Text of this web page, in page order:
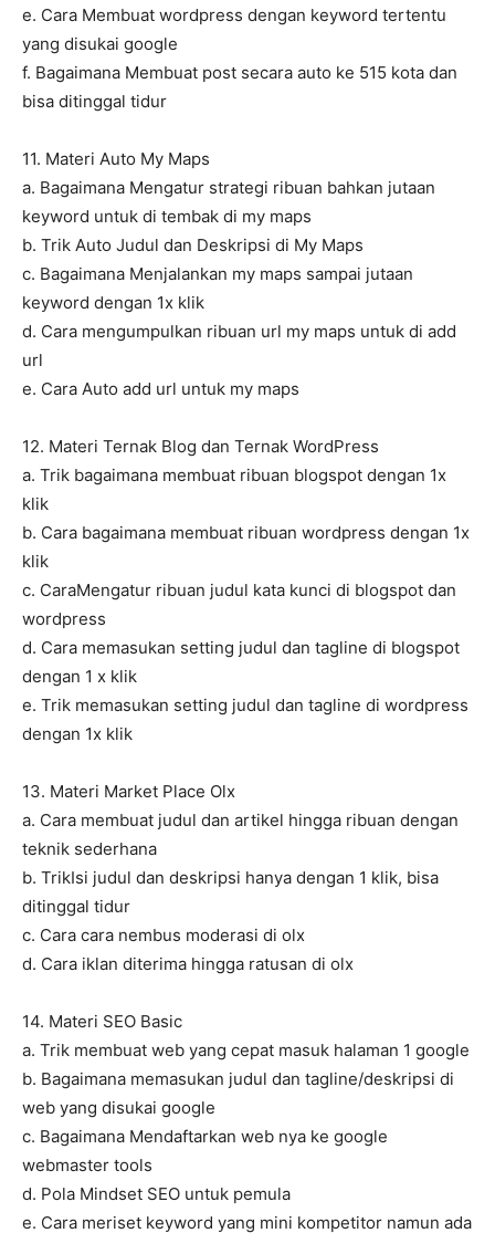
e. Cara Membuat wordpress dengan keyword tertentu
yang disukai google
f. Bagaimana Membuat post secara auto ke 515 kota dan
bisa ditinggal tidur
11. Materi Auto My Maps
a. Bagaimana Mengatur strategi ribuan bahkan jutaan
keyword untuk di tembak di my maps
b. Trik Auto Judul dan Deskripsi di My Maps
c. Bagaimana Menjalankan my maps sampai jutaan
keyword dengan 1x klik
d. Cara mengumpulkan ribuan url my maps untuk di add
url
e. Cara Auto add url untuk my maps
12. Materi Ternak Blog dan Ternak WordPress
a. Trik bagaimana membuat ribuan blogspot dengan 1x
klik
b. Cara bagaimana membuat ribuan wordpress dengan 1x
klik
c. CaraMengatur ribuan judul kata kunci di blogspot dan
wordpress
d. Cara memasukan setting judul dan tagline di blogspot
dengan 1 x klik
e. Trik memasukan setting judul dan tagline di wordpress
dengan 1x klik
13. Materi Market Place Olx
a. Cara membuat judul dan artikel hingga ribuan dengan
teknik sederhana
b. TrikIsi judul dan deskripsi hanya dengan 1 klik, bisa
ditinggal tidur
c. Cara cara nembus moderasi di olx
d. Cara iklan diterima hingga ratusan di olx
14. Materi SEO Basic
a. Trik membuat web yang cepat masuk halaman 1 google
b. Bagaimana memasukan judul dan tagline/deskripsi di
web yang disukai google
c. Bagaimana Mendaftarkan web nya ke google
webmaster tools
d. Pola Mindset SEO untuk pemula
e. Cara meriset keyword yang mini kompetitor namun ada